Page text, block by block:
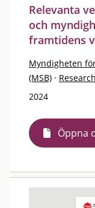
Relevanta
och
framtidens
Myndigheten
(MSB) ·
2024
Öppna